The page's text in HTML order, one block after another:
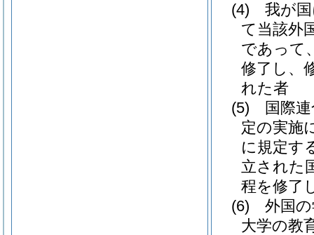
(4)
我が
て当該外
であって
修了し、
れた者
(5)
国際
定の実施
に規定す
立された
程を修了
(6)
外国
大学の教